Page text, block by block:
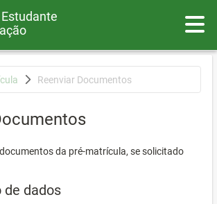
Reenviar Documentos
da pré-matrícula, se solicitado
de dados